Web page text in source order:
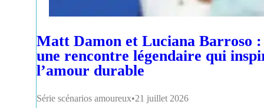
Matt Damon et Luciana Barroso :
une rencontre légendaire qui
l’amour durable
Série scénarios amoureux 21 juillet 2026